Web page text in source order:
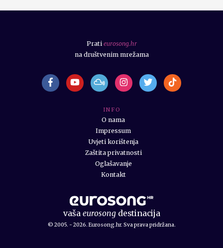
vaša eurosongdestinacija
© 2005. - 2026. Eurosong.hr. Sva prava pridržana.
I N F O
O nama
Impressum
Uvjeti korištenja
Zaštita privatnosti
Oglašavanje
Kontakt
Prati eurosong.hr
na društvenim mrežama